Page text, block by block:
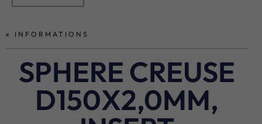
INFORMATIONS
SPHERE CREUSE
D150X2,0MM,